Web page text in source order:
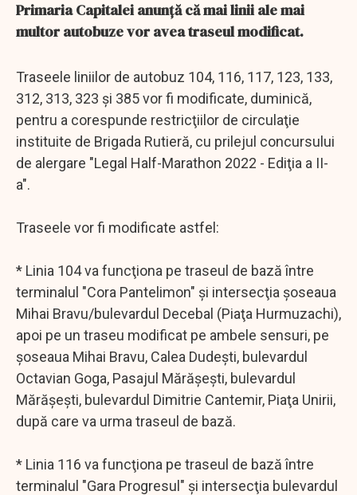
Primaria Capitalei anunță că mai linii ale mai
multor autobuze vor avea traseul modificat.
Traseele liniilor de autobuz 104, 116, 117, 123, 133,
312, 313, 323 şi 385 vor fi modificate, duminică,
pentru a corespunde restricţiilor de circulaţie
instituite de Brigada Rutieră, cu prilejul concursului
de alergare "Legal Half-Marathon 2022 - Ediţia a II-
a".
Traseele vor fi modificate astfel:
* Linia 104 va funcţiona pe traseul de bază între
terminalul "Cora Pantelimon" şi intersecţia şoseaua
Mihai Bravu/bulevardul Decebal (Piaţa Hurmuzachi),
apoi pe un traseu modificat pe ambele sensuri, pe
şoseaua Mihai Bravu, Calea Dudeşti, bulevardul
Octavian Goga, Pasajul Mărăşeşti, bulevardul
Mărăşeşti, bulevardul Dimitrie Cantemir, Piaţa Unirii,
după care va urma traseul de bază.
* Linia 116 va funcţiona pe traseul de bază între
terminalul "Gara Progresul" şi intersecţia bulevardul